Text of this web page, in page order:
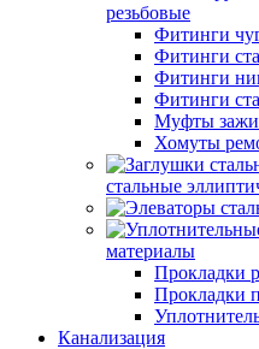
резьбовые
Фитинги
Фитинги
Фитинги
Фитинги
Муфты
Хомуты
стальные
материалы
Прокладки
Прокладки
Канализация